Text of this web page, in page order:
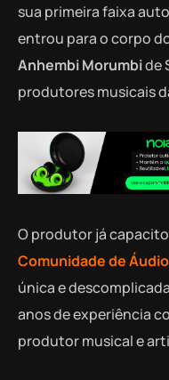
sua primeira faixa
entrou para o corpo
Anhembi Morumbide
produtores musicais
O produtor já
Comunidade de
única e
anos de experiência
produtor musical e